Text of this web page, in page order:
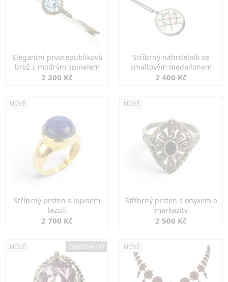
Elegantní prvorepubliková
brož s modrým spinelem
2 200 Kč
Stříbrný náhrdelník se
smaltovým medailonem
2 400 Kč
NOVÉ
Stříbrný prsten s lapisem
lazuli
2 700 Kč
NOVÉ
Stříbrný prsten s onyxem a
markazity
2 500 Kč
NOVÉ OBJEDNÁNO NOVÉ